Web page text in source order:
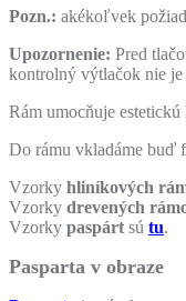
Pozn.: akékoľvek
Upozornenie: Pred
kontrolný výtlačok nie je
Rám umocňuje
Do rámu vkladáme buď
Vzorky hliníkových
Vzorky drevených
Vzorky paspárt sú tu.
Pasparta v obraze